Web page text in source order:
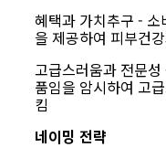
혜택과 가치추구 -
을 제공하여 피부건
고급스러움과 전문
품임을 암시하여 고
킴
네이밍 전략